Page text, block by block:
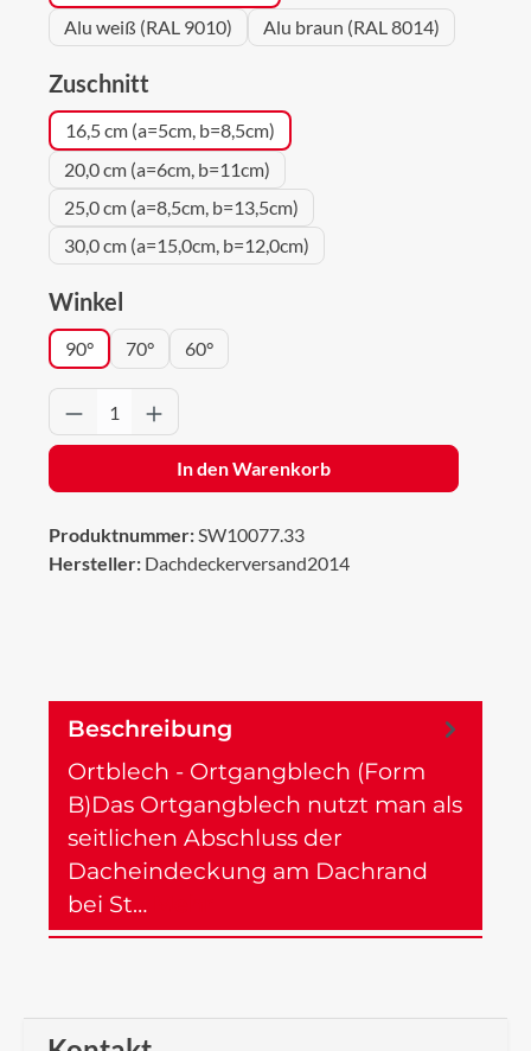
Alu weiß (RAL 9010)
Alu braun (RAL 8014)
Zuschnitt
16,5 cm (a=5cm, b=8,5cm)
20,0 cm (a=6cm, b=11cm)
25,0 cm (a=8,5cm, b=13,5cm)
30,0 cm (a=15,0cm, b=12,0cm)
Winkel
90° 70° 60°
Produkt Anzahl: Gib den gewünschten
In den Warenkorb
Produktnummer:SW10077.33
Hersteller: Dachdeckerversand2014
Beschreibung
Ortblech - Ortgangblech (Form
B)Das Ortgangblech nutzt man als
seitlichen Abschluss der
Dacheindeckung am Dachrand
bei St…